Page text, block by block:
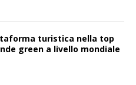
turistica nella top
green a livello mondiale